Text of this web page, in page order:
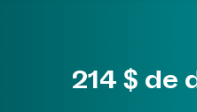
214 $ de